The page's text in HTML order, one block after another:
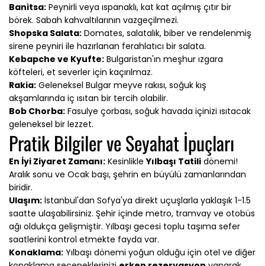
Banitsa: Peynirli veya ıspanaklı, kat kat açılmış çıtır bir
börek. Sabah kahvaltılarının vazgeçilmezi.
Shopska Salata: Domates, salatalık, biber ve rendelenmiş
sirene peyniri ile hazırlanan ferahlatıcı bir salata.
Kebapche ve Kyufte: Bulgaristan'ın meşhur ızgara
köfteleri, et severler için kaçırılmaz.
Rakia: Geleneksel Bulgar meyve rakısı, soğuk kış
akşamlarında iç ısıtan bir tercih olabilir.
Bob Chorba: Fasulye çorbası, soğuk havada içinizi ısıtacak
geleneksel bir lezzet.
Pratik Bilgiler ve Seyahat İpuçları
En İyi Ziyaret Zamanı: KesinlikleYılbaşı Tatili dönemi!
Aralık sonu ve Ocak başı, şehrin en büyülü zamanlarından
biridir.
Ulaşım: İstanbul'dan Sofya'ya direkt uçuşlarla yaklaşık 1-1.5
saatte ulaşabilirsiniz. Şehir içinde metro, tramvay ve otobüs
ağı oldukça gelişmiştir. Yılbaşı gecesi toplu taşıma sefer
saatlerini kontrol etmekte fayda var.
Konaklama: Yılbaşı dönemi yoğun olduğu için otel ve diğer